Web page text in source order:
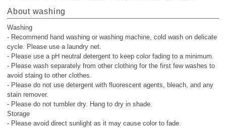
About washing
Washing
- Recommend hand washing or washing machine, cold wash on delicate
cycle. Please use a laundry net.
- Please use a pH neutral detergent to keep color fading to a minimum.
- Please wash separately from other clothing for the first few washes to
avoid staing to other clothes.
- Please do not use detergent with fluorescent agents, bleach, and any
stain remover.
- Please do not tumbler dry. Hang to dry in shade.
Storage
- Please avoid direct sunlight as it may cause color to fade.